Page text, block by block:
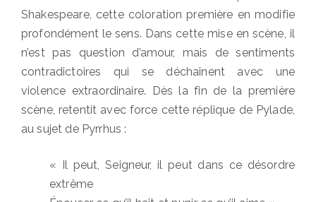
Shakespeare, cette coloration première en modifie
profondément le sens. Dans cette mise en scène, il
n’est pas question d’amour, mais de sentiments
contradictoires qui se déchaînent avec une
violence extraordinaire. Dès la fin de la première
scène, retentit avec force cette réplique de Pylade,
au sujet de Pyrrhus :
« Il peut, Seigneur, il peut dans ce désordre
extrême